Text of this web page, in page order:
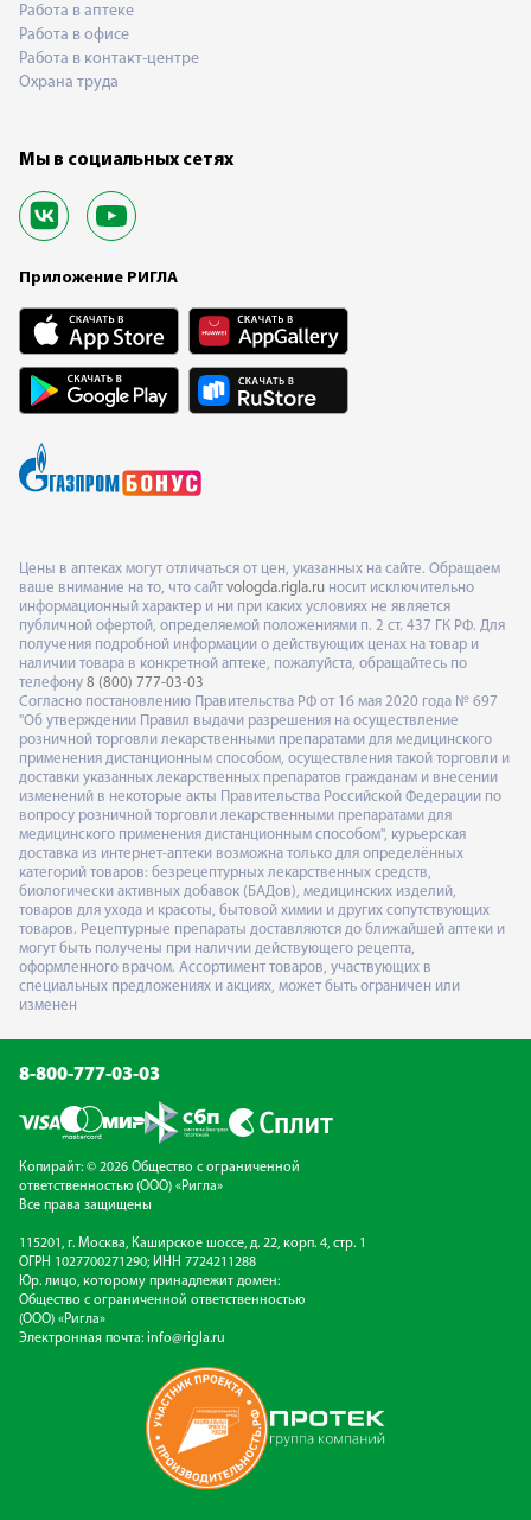
Работа в аптеке
Работа в офисе
Работа в контакт-центре
Охрана труда
Мы в социальных сетях
Приложение РИГЛА
Цены в аптеках могут отличаться от цен, указанных на сайте. Обращаем
ваше внимание на то, что сайт vologda.rigla.ru носит исключительно
информационный характер и ни при каких условиях не является
публичной офертой, определяемой положениями п. 2 ст. 437 ГК РФ. Для
получения подробной информации о действующих ценах на товар и
наличии товара в конкретной аптеке, пожалуйста, обращайтесь по
телефону 8 (800) 777-03-03
Согласно постановлению Правительства РФ от 16 мая 2020 года № 697
"Об утверждении Правил выдачи разрешения на осуществление
розничной торговли лекарственными препаратами для медицинского
применения дистанционным способом, осуществления такой торговли и
доставки указанных лекарственных препаратов гражданам и внесении
изменений в некоторые акты Правительства Российской Федерации по
вопросу розничной торговли лекарственными препаратами для
медицинского применения дистанционным способом", курьерская
доставка из интернет-аптеки возможна только для определённых
категорий товаров: безрецептурных лекарственных средств,
биологически активных добавок (БАДов), медицинских изделий,
товаров для ухода и красоты, бытовой химии и других сопутствующих
товаров. Рецептурные препараты доставляются до ближайшей аптеки и
могут быть получены при наличии действующего рецепта,
оформленного врачом. Ассортимент товаров, участвующих в
специальных предложениях и акциях, может быть ограничен или
изменен
8-800-777-03-03
Копирайт: © 2026 Общество с ограниченной
ответственностью (ООО) «Ригла»
Все права защищены
115201, г. Москва, Каширское шоссе, д. 22, корп. 4, стр. 1
ОГРН 1027700271290; ИНН 7724211288
Юр. лицо, которому принадлежит домен:
Общество с ограниченной ответственностью
(ООО) «Ригла»
Электронная почта: info@rigla.ru